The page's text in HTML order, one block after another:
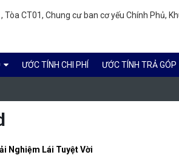
Tòa CT01, Chung cư ban cơ yếu Chính Phủ,
ƯỚC TÍNH CHI PHÍ ƯỚC TÍNH TRẢ GÓP
Nghiệm Lái Tuyệt Vời